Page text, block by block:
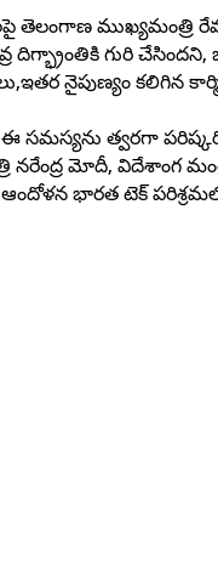
ముఖ్యమంత్రి
దిగ్భ్రాంతికి గురి
నైపుణ్యం కలిగిన
ఈ సమస్యను త్వరగా
మోదీ, విదేశాంగ మంత్రి
భారత టెక్ పరిశ్రమలో